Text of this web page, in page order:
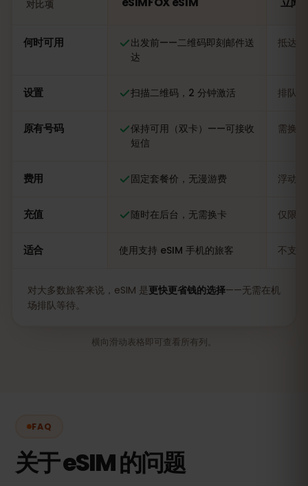
对比项
何时可用
出发前——二维码即刻邮件送
达
抵达
设置 扫描二维码，2 分钟激活 排队
原有号码
保持可用（双卡）——可接收
短信
需换
费用 固定套餐价，无漫游费 浮动
充值 随时在后台，无需换卡 仅限
适合 使用支持 eSIM 手机的旅客 不支
对大多数旅客来说，eSIM 是更快更省钱的选择——无需在机
场排队等待。
横向滑动表格即可查看所有列。
FAQ
关于 eSIM 的问题